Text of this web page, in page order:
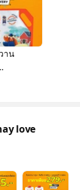
าน
อช
love